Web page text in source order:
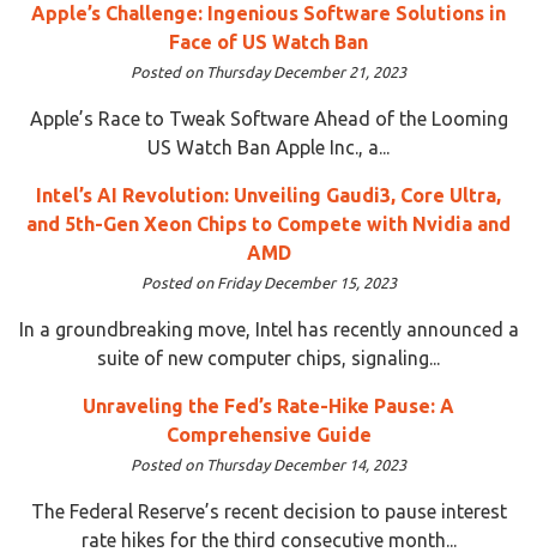
Apple’s Challenge: Ingenious Software Solutions in
Face of US Watch Ban
Posted on Thursday December 21, 2023
Apple’s Race to Tweak Software Ahead of the Looming
US Watch Ban Apple Inc., a...
Intel’s AI Revolution: Unveiling Gaudi3, Core Ultra,
and 5th-Gen Xeon Chips to Compete with Nvidia and
AMD
Posted on Friday December 15, 2023
In a groundbreaking move, Intel has recently announced a
suite of new computer chips, signaling...
Unraveling the Fed’s Rate-Hike Pause: A
Comprehensive Guide
Posted on Thursday December 14, 2023
The Federal Reserve’s recent decision to pause interest
rate hikes for the third consecutive month...